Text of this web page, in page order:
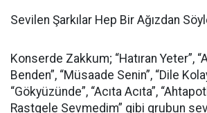
Sevilen Şarkılar Hep Bir Ağızdan
Konserde Zakkum; “Hatıran Yeter”,
Benden”, “Müsaade Senin”, “Dile
“Gökyüzünde”, “Acıta Acıta”,
Rastgele Sevmedim” gibi grubun